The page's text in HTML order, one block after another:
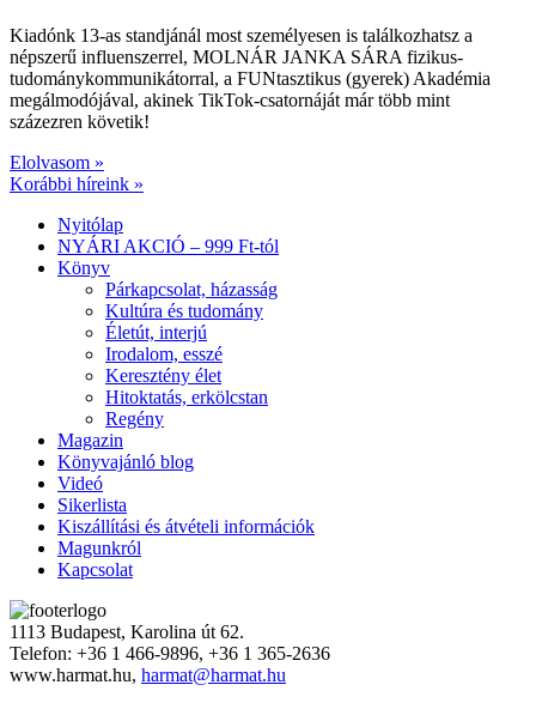
Kiadónk 13-as standjánál most személyesen is találkozhatsz a
népszerű influenszerrel, MOLNÁR JANKA SÁRA fizikus-
tudománykommunikátorral, a FUNtasztikus (gyerek) Akadémia
megálmodójával, akinek TikTok-csatornáját már több mint
százezren követik!
Elolvasom »
Korábbi híreink »
Nyitólap
NYÁRI AKCIÓ – 999 Ft-tól
Könyv
Párkapcsolat, házasság
Kultúra és tudomány
Életút, interjú
Irodalom, esszé
Keresztény élet
Hitoktatás, erkölcstan
Regény
Magazin
Könyvajánló blog
Videó
Sikerlista
Kiszállítási és átvételi információk
Magunkról
Kapcsolat
1113 Budapest, Karolina út 62.
Telefon: +36 1 466-9896, +36 1 365-2636
www.harmat.hu, harmat@harmat.hu